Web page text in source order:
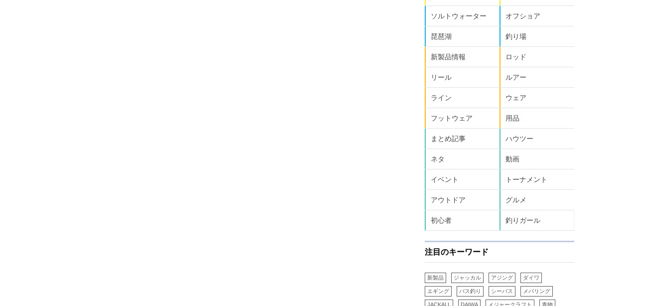
ソルトウォーター オフショア
琵琶湖 釣り場
新製品情報 ロッド
リール ルアー
ライン ウェア
フットウェア 用品
まとめ記事 ハウツー
ネタ 動画
イベント トーナメント
アウトドア グルメ
初心者 釣りガール
注目のキーワード
新製品 ジャッカル アジング ダイワ
エギング バス釣り シーバス メバリング
JACKALL DAIWA メジャークラフト 青物